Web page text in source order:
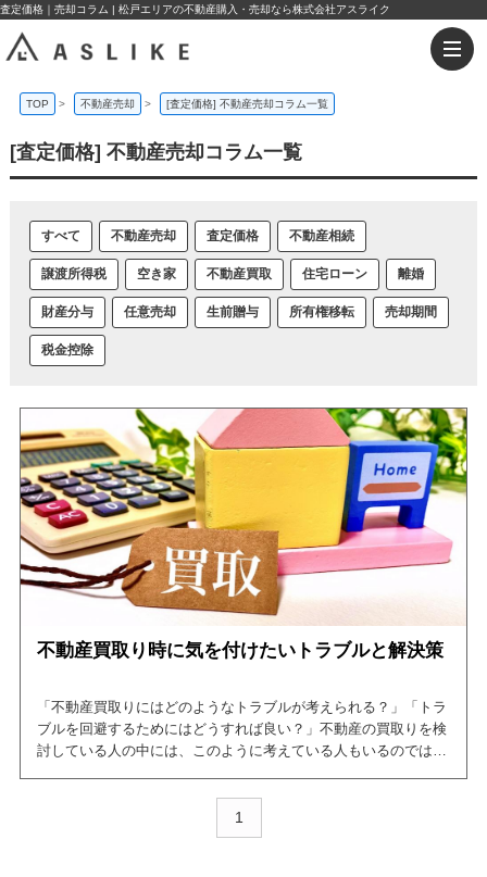
査定価格｜売却コラム | 松戸エリアの不動産購入・売却なら株式会社アスライク
TOP > 不動産売却 > [査定価格] 不動産売却コラム一覧
[査定価格] 不動産売却コラム一覧
すべて 不動産売却 査定価格 不動産相続
譲渡所得税 空き家 不動産買取 住宅ローン 離婚
財産分与 任意売却 生前贈与 所有権移転 売却期間
税金控除
不動産買取り時に気を付けたいトラブルと解決策
「不動産買取りにはどのようなトラブルが考えられる？」「トラ
ブルを回避するためにはどうすれば良い？」不動産の買取りを検
討している人の中には、このように考えている人もいるのではな
そこで、今回の記事では不動産買取りのトラブルや回避方法につ
いて紹介しています。この記事を読めば、不動産の買取りにおけ
1